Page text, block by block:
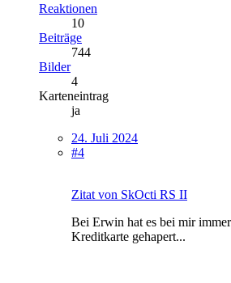
Reaktionen
10
Beiträge
744
Bilder
4
Karteneintrag
ja
24. Juli 2024
#4
Zitat von SkOcti RS II
Bei Erwin hat es bei mir
Kreditkarte gehapert...